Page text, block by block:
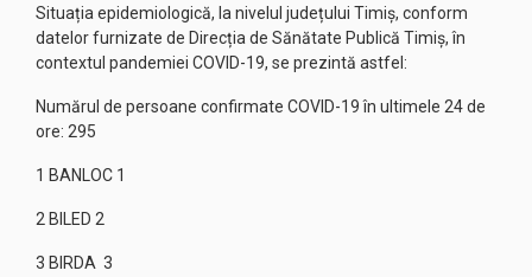
Situația epidemiologică, la nivelul județului Timiș, conform
datelor furnizate de Direcția de Sănătate Publică Timiș, în
contextul pandemiei COVID-19, se prezintă astfel:
Numărul de persoane confirmate COVID-19 în ultimele 24 de
ore: 295
1 BANLOC 1
2 BILED 2
3 BIRDA 3